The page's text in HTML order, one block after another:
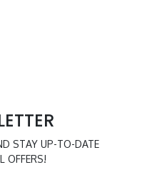
STAY UP-TO-DATE
OFFERS!